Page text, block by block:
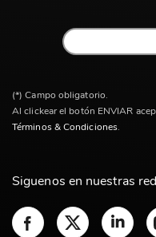
Siguenos en nuestras
(*) Campo obligatorio.
Al clickear el botón ENVIAR
Términos & Condiciones.